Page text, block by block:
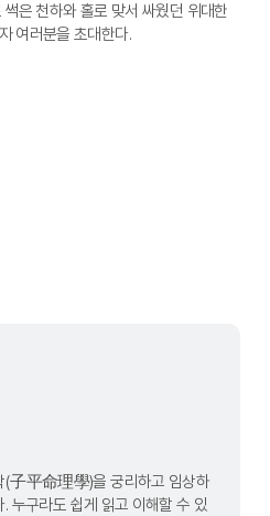
은 천하와 홀로 맞서 싸웠던 위대한
여러분을 초대한다.
(子平命理學)을 궁리하고 임상하
누구라도 쉽게 읽고 이해할 수 있